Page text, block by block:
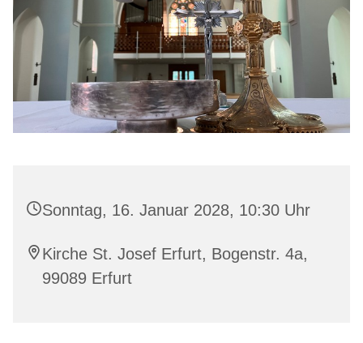
Sonntag, 16. Januar 2028, 10:30 Uhr
Kirche St. Josef Erfurt, Bogenstr. 4a,
99089 Erfurt